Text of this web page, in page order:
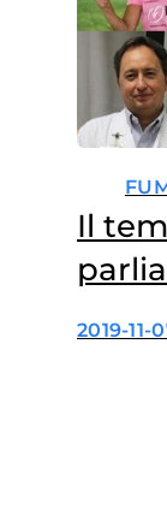
Il
2019-11-